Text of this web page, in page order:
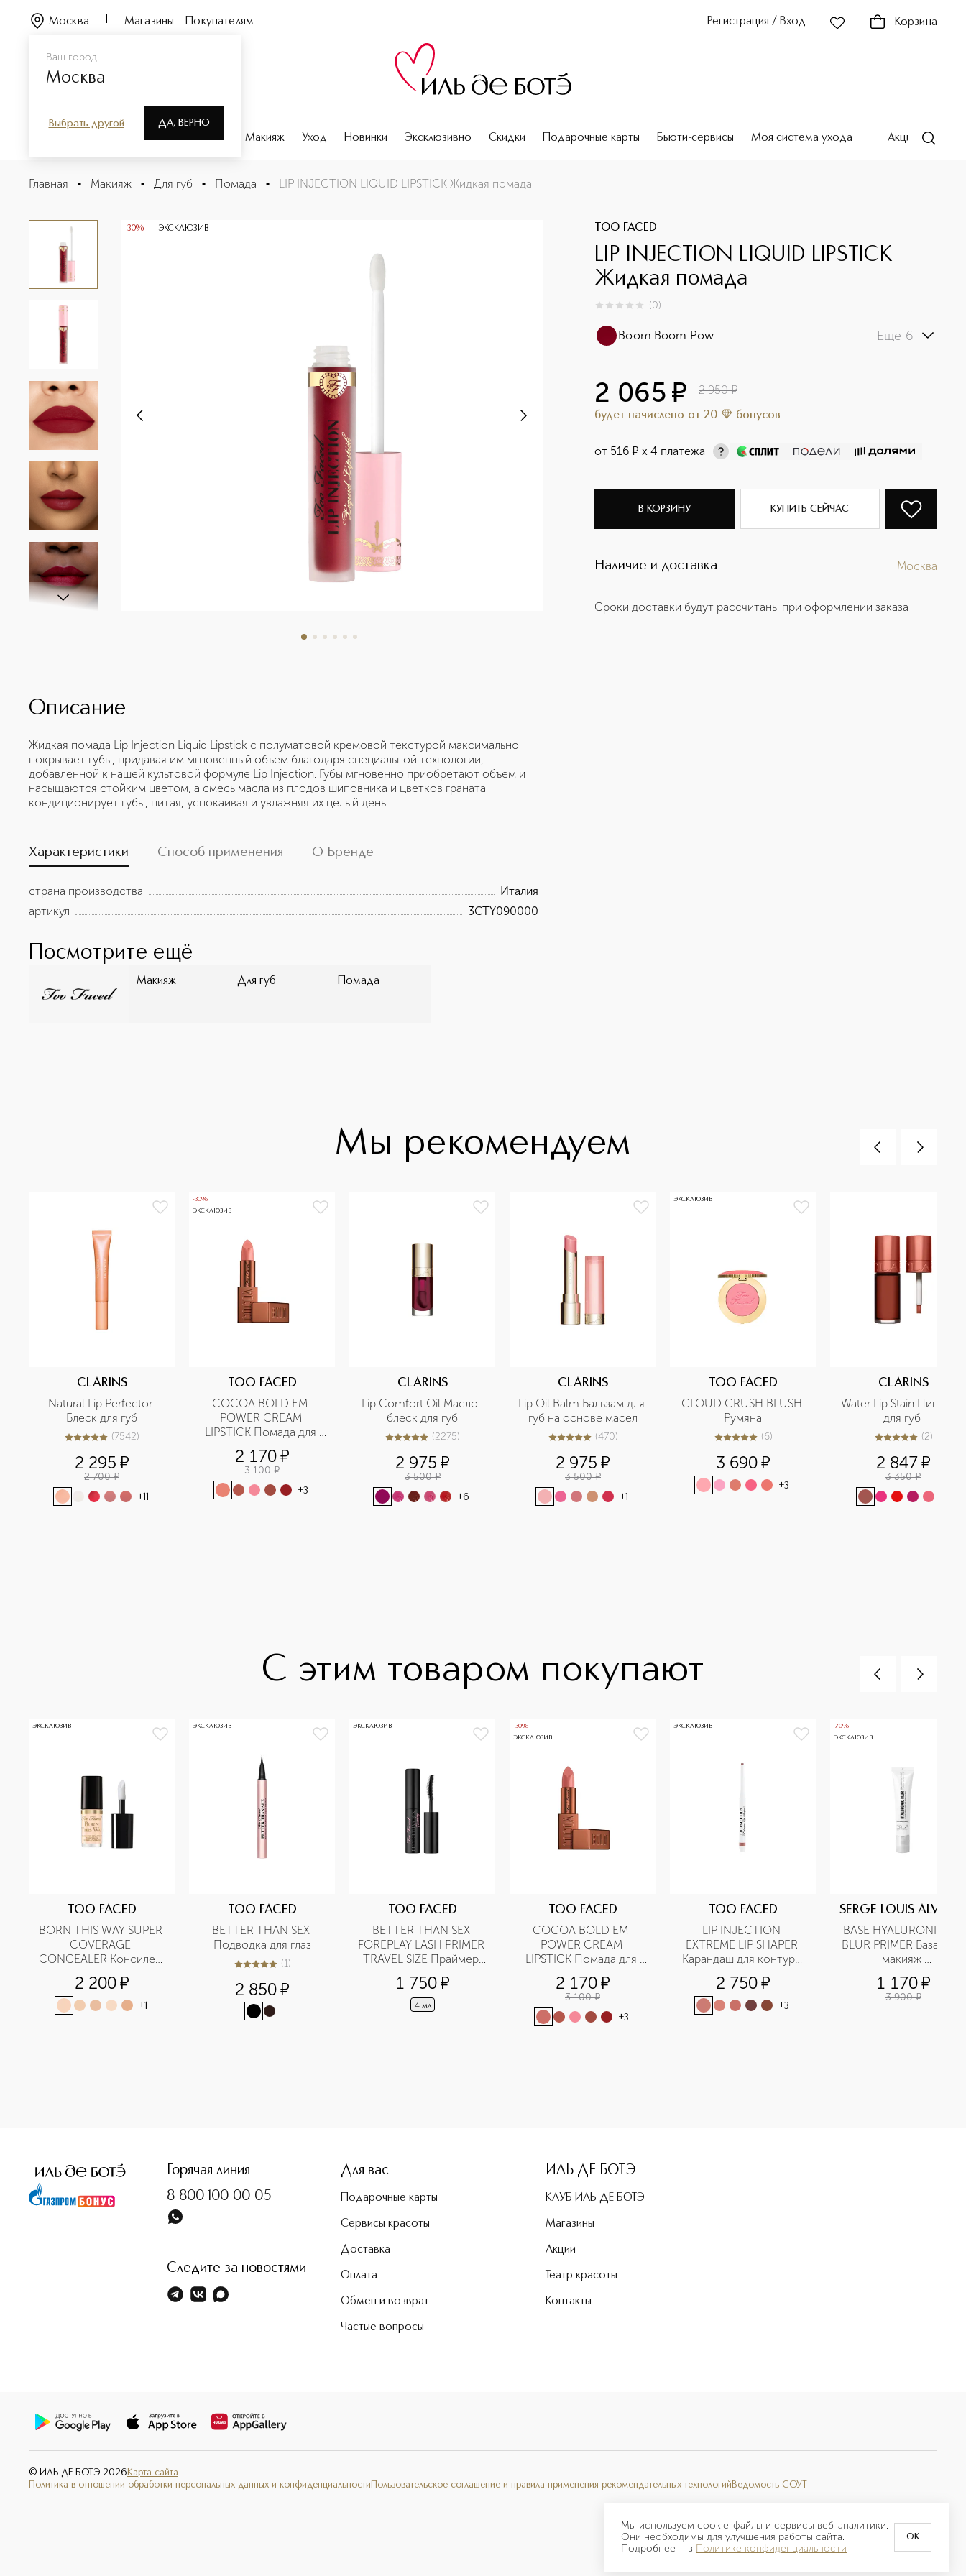
Мы используем cookie-файлы и сервисы веб-аналитики.
Они необходимы для улучшения работы сайта.
Подробнее – в Политике конфиденциальности
OK
Ваш город
Москва
Выбрать другой ДА, ВЕРНО
Москва Магазины Покупателям Регистрация / Вход Корзина
Парфюмерия Макияж Уход Новинки Эксклюзивно Скидки Подарочные карты Бьюти-сервисы Моя система ухода Акции
LIP INJECTION LIQUID LIPSTICK Жидкая помада
Описание
Главная • Макияж • Для губ • Помада • LIP INJECTION LIQUID LIPSTICK Жидкая помада
-30% ЭКСКЛЮЗИВ TOO FACED
LIP INJECTION LIQUID LIPSTICK
Жидкая помада
0из 0 (0)
Boom Boom Pow Еще 6
2 065 ¤ 2 950 ¤
будет начислено от 20 бонусов
от 516 ¤ х 4 платежа
В КОРЗИНУ КУПИТЬ СЕЙЧАС
Наличие и доставка Москва
Сроки доставки будут рассчитаны при оформлении заказа
Описание
Жидкая помада Lip Injection Liquid Lipstick с полуматовой кремовой текстурой максимально
покрывает губы, придавая им мгновенный объем благодаря специальной технологии,
добавленной к нашей культовой формуле Lip Injection. Губы мгновенно приобретают объем и
насыщаются стойким цветом, а смесь масла из плодов шиповника и цветков граната
кондиционирует губы, питая, успокаивая и увлажняя их целый день.
Характеристики Способ применения О Бренде
страна производства
Италия
артикул
3CTY090000
Посмотрите ещё
Макияж Для губ Помада
Мы рекомендуем
CLARINS
Natural Lip Perfector
Блеск для губ
5из 57542 (7542)
2 295 ¤
2 700 ¤
+11
-30%
ЭКСКЛЮЗИВ
TOO FACED
COCOA BOLD EM-
POWER CREAM
LIPSTICK Помада для
губ
2 170¤
3 100 ¤
+3
CLARINS
Lip Comfort Oil Масло-
блеск для губ
5из 52275 (2275)
2 975 ¤
3 500 ¤
+6
CLARINS
Lip Oil Balm Бальзам для
губ на основе масел
4.9из5470 (470)
2 975 ¤
3 500 ¤
+1
ЭКСКЛЮЗИВ
TOO FACED
CLOUD CRUSH BLUSH
Румяна
5из 56 (6)
3 690¤
+3
CLARINS
Water Lip Stain Пигмент
для губ
5из 52 (2)
2 847¤
3 350 ¤
С этим товаром покупают
ЭКСКЛЮЗИВ
TOO FACED
BORN THIS WAY SUPER
COVERAGE
CONCEALER Консилер
с высокой степенью
покрытия в мини-
формате
2 200¤
+1
ЭКСКЛЮЗИВ
TOO FACED
BETTER THAN SEX
Подводка для глаз
5из 51 (1)
2 850¤
ЭКСКЛЮЗИВ
TOO FACED
BETTER THAN SEX
FOREPLAY LASH PRIMER
TRAVEL SIZE Праймер
для ресниц в мини-
формате
1 750¤
4 мл
-30%
ЭКСКЛЮЗИВ
TOO FACED
COCOA BOLD EM-
POWER CREAM
LIPSTICK Помада для
губ
2 170¤
3 100 ¤
+3
ЭКСКЛЮЗИВ
TOO FACED
LIP INJECTION
EXTREME LIP SHAPER
Карандаш для контура
губ
2 750¤
+3
-70%
ЭКСКЛЮЗИВ
SERGE LOUIS
BASE HYALURONIQUE
BLUR PRIMER База под
макияж
разглаживающая
1 170¤
3 900 ¤
Горячая линия
8-800-100-00-05
Следите за новостями
Для вас
Подарочные карты
Сервисы красоты
Доставка
Оплата
Обмен и возврат
Частые вопросы
ИЛЬ ДЕ БОТЭ
КЛУБ ИЛЬ ДЕ БОТЭ
Магазины
Акции
Театр красоты
Контакты
© ИЛЬ ДЕ БОТЭ 2026 Карта сайта
Политика в отношении обработки персональных данных и конфиденциальности Пользовательское соглашение и правила применения рекомендательных технологий Ведомость СОУТ